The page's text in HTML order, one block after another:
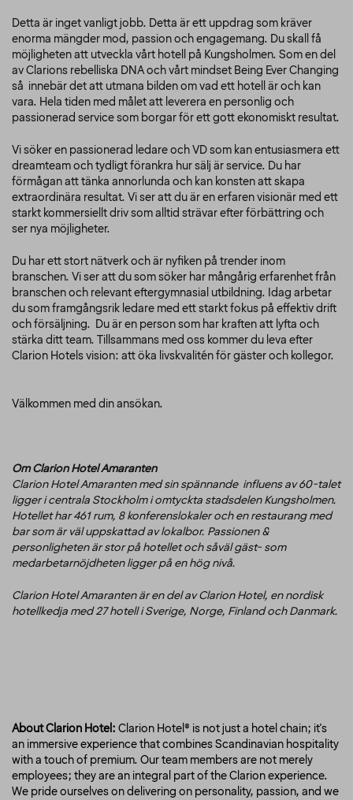
Detta är inget vanligt jobb. Detta är ett uppdrag som kräver
enorma mängder mod, passion och engagemang. Du skall få
möjligheten att utveckla vårt hotell på Kungsholmen. Som en del
av Clarions rebelliska DNA och vårt mindset Being Ever Changing
så innebär det att utmana bilden om vad ett hotell är och kan
vara. Hela tiden med målet att leverera en personlig och
passionerad service som borgar för ett gott ekonomiskt resultat.
Vi söker en passionerad ledare och VD som kan entusiasmera ett
dreamteam och tydligt förankra hur sälj är service. Du har
förmågan att tänka annorlunda och kan konsten att skapa
extraordinära resultat. Vi ser att du är en erfaren visionär med ett
starkt kommersiellt driv som alltid strävar efter förbättring och
ser nya möjligheter.
Du har ett stort nätverk och är nyfiken på trender inom
branschen. Vi ser att du som söker har mångårig erfarenhet från
branschen och relevant eftergymnasial utbildning. Idag arbetar
du som framgångsrik ledare med ett starkt fokus på effektiv drift
och försäljning. Du är en person som har kraften att lyfta och
stärka ditt team. Tillsammans med oss kommer du leva efter
Clarion Hotels vision: att öka livskvalitén för gäster och kollegor.
Välkommen med din ansökan.
Om Clarion Hotel Amaranten
Clarion Hotel Amaranten med sin spännande influens av 60-talet
ligger i centrala Stockholm i omtyckta stadsdelen Kungsholmen.
Hotellet har 461 rum, 8 konferenslokaler och en restaurang med
bar som är väl uppskattad av lokalbor. Passionen &
personligheten är stor på hotellet och såväl gäst- som
medarbetarnöjdheten ligger på en hög nivå.
Clarion Hotel Amaranten är en del av Clarion Hotel, en nordisk
hotellkedja med 27 hotell i Sverige, Norge, Finland och Danmark.
About Clarion Hotel: Clarion Hotel® is not just a hotel chain; it's
an immersive experience that combines Scandinavian hospitality
with a touch of premium. Our team members are not merely
employees; they are an integral part of the Clarion experience.
We pride ourselves on delivering on personality, passion, and we